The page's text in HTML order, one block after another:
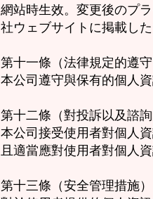
網站時生效。変更後のプ
社ウェブサイトに掲載し
第十一條（法律規定的遵守
本公司遵守與保有的個人
第十二條（對投訴以及諮詢
本公司接受使用者對個人
且適當應對使用者對個人
第十三條（安全管理措施）